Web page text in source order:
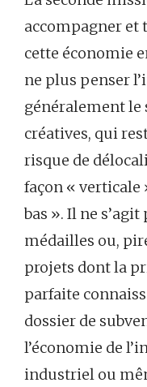
accompagner
cette économie
ne plus penser
généralement
créatives, qui
risque de
façon « verticale
bas ». Il ne
médailles ou,
projets dont la
parfaite
dossier de
l’économie de
industriel ou